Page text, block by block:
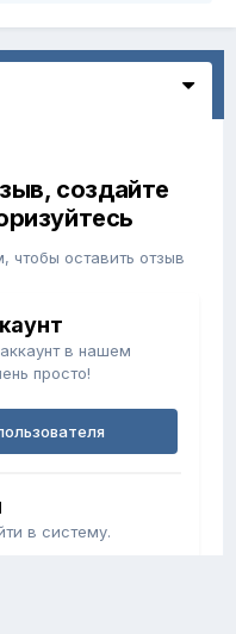
создайте
чтобы оставить отзыв
в нашем
просто!
в систему.